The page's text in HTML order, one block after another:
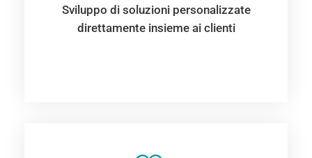
Sviluppo di soluzioni personalizzate
direttamente insieme ai clienti